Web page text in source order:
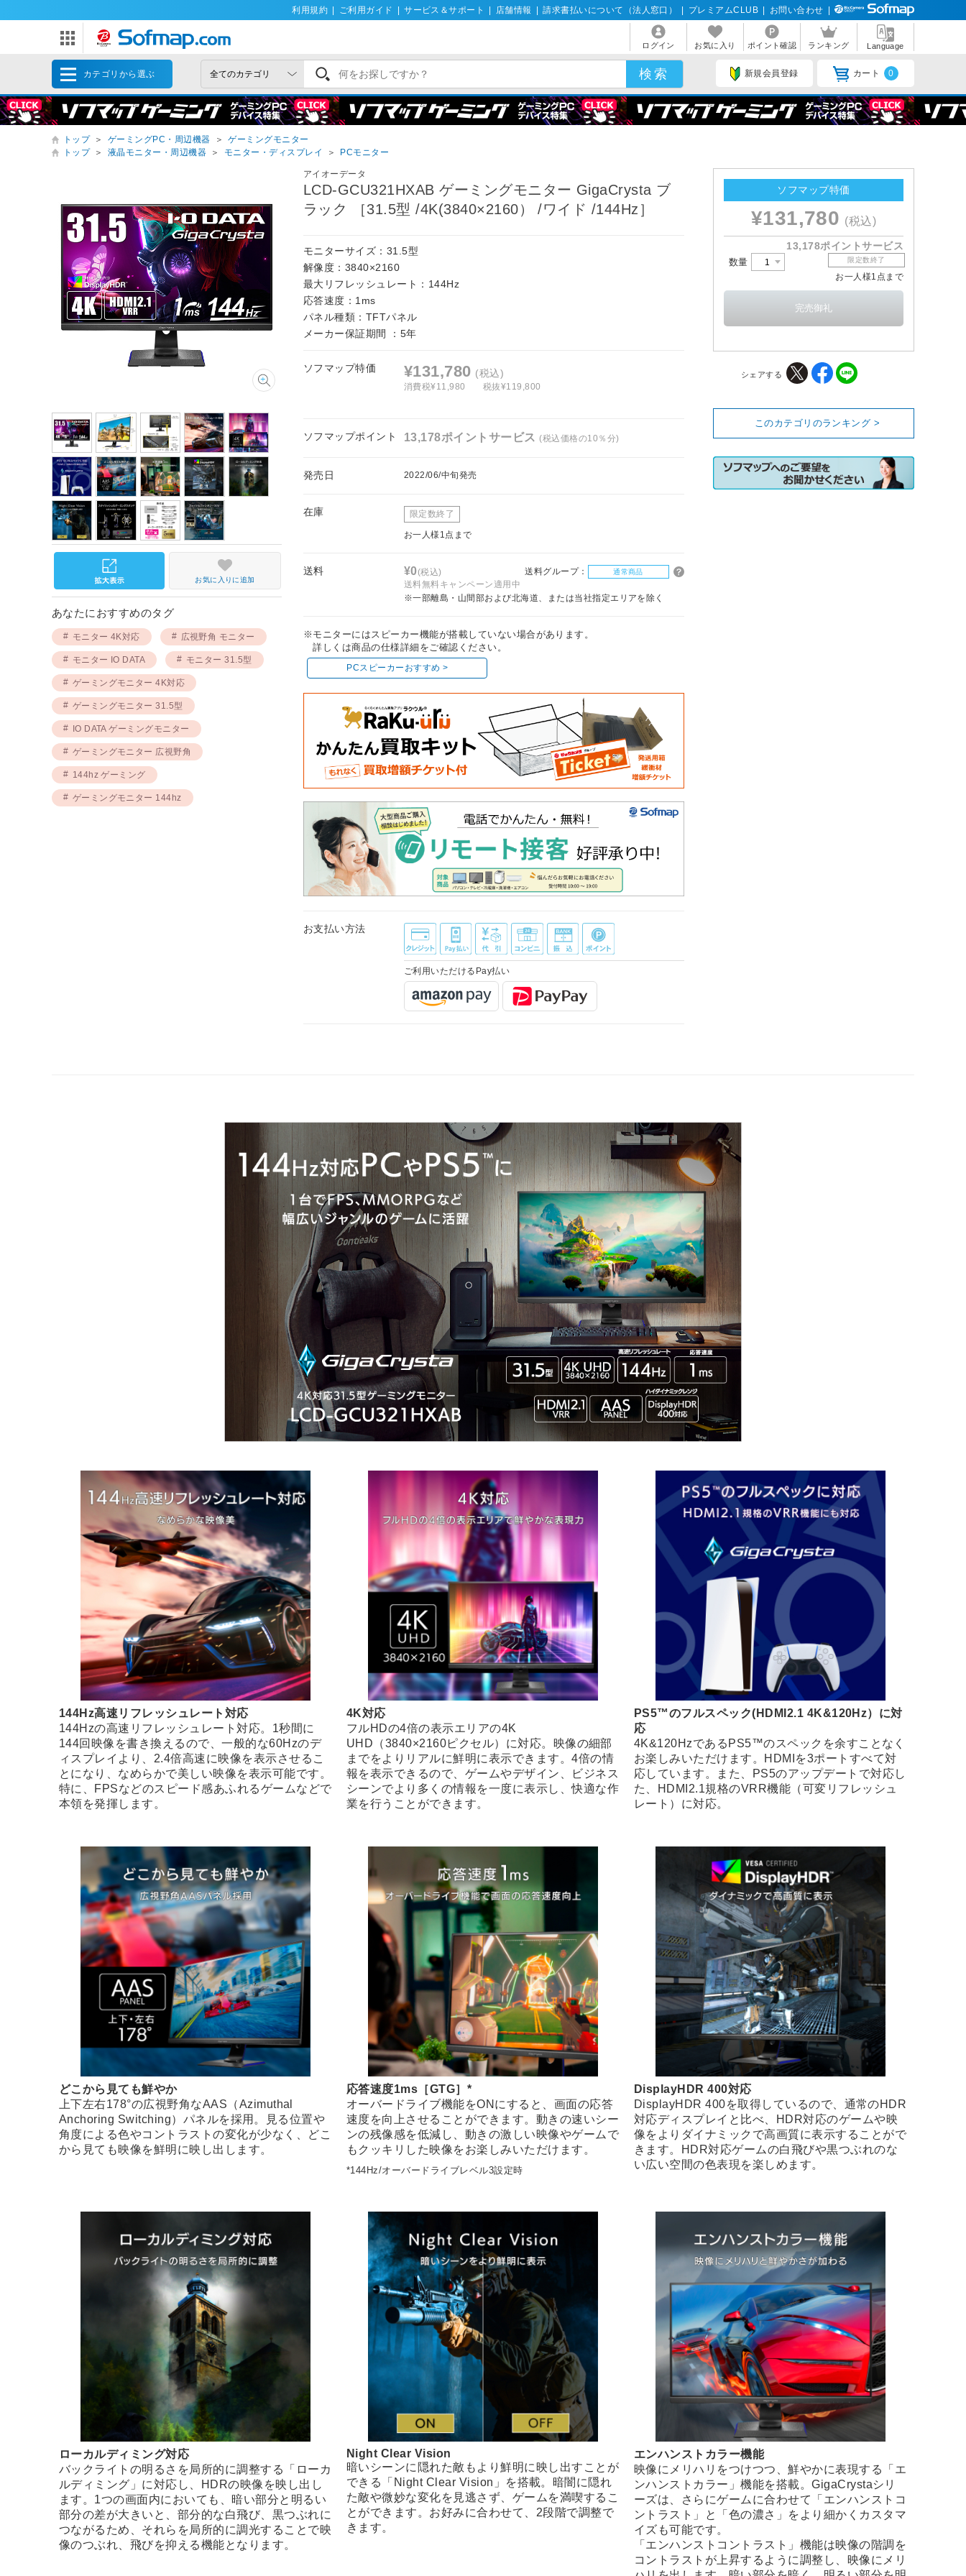
利用規約 ご利用ガイド サービス＆サポート 店舗情報 請求書払いについて（法人窓口） プレミアムCLUB お問い合わせ
ログイン お気に入り ポイント確認 ランキング Language
カテゴリから選ぶ 新規会員登録 カート 0
トップ ＞ ゲーミングPC・周辺機器 ＞
ゲーミングモニター
トップ
＞ 液晶モニター・周辺機器 ＞ モニター・ディスプレイ ＞ PCモニター
アイオーデータ
LCD-GCU321HXAB ゲーミングモニター GigaCrysta ブ
ラック ［31.5型 /4K(3840×2160） /ワイド /144Hz］
モニターサイズ：31.5型
解像度：3840×2160
最大リフレッシュレート：144Hz
応答速度：1ms
パネル種類：TFTパネル
メーカー保証期間 ：5年
ソフマップ特価 ¥131,780 (税込)
消費税¥11,980 税抜¥119,800
ソフマップポイント 13,178ポイントサービス(税込価格の10％分)
発売日 2022/06/中旬発売
在庫 限定数終了
お一人様1点まで
送料 ¥0(税込) 送料グループ： 通常商品
送料無料キャンペーン適用中
※一部離島・山間部および北海道、または当社指定エリアを除く
※モニターにはスピーカー機能が搭載していない場合があります。
詳しくは商品の仕様詳細をご確認ください。
PCスピーカーおすすめ >
お支払い方法
ご利用いただけるPay払い
お気に入りに追加
あなたにおすすめのタグ
モニター 4K対応 広視野角 モニター
モニター IO DATA モニター 31.5型
ゲーミングモニター 4K対応
ゲーミングモニター 31.5型
IO DATA ゲーミングモニター
ゲーミングモニター 広視野角
144hz ゲーミング
ゲーミングモニター 144hz
ソフマップ特価
¥131,780 (税込)
13,178ポイントサービス
数量 限定数終了
お一人様1点まで
シェアする
このカテゴリのランキング >
144Hz高速リフレッシュレート対応
144Hzの高速リフレッシュレート対応。1秒間に
144回映像を書き換えるので、一般的な60Hzのデ
ィスプレイより、2.4倍高速に映像を表示させるこ
とになり、なめらかで美しい映像を表示可能です。
特に、FPSなどのスピード感あふれるゲームなどで
本領を発揮します。
4K対応
フルHDの4倍の表示エリアの4K
UHD（3840×2160ピクセル）に対応。映像の細部
までをよりリアルに鮮明に表示できます。4倍の情
報を表示できるので、ゲームやデザイン、ビジネス
シーンでより多くの情報を一度に表示し、快適な作
業を行うことができます。
PS5™のフルスペック(HDMI2.1 4K&120Hz）に対
応
4K&120HzであるPS5™のスペックを余すことなく
お楽しみいただけます。HDMIを3ポートすべて対
応しています。また、PS5のアップデートで対応し
た、HDMI2.1規格のVRR機能（可変リフレッシュ
レート）に対応。
どこから見ても鮮やか
上下左右178°の広視野角なAAS（Azimuthal
Anchoring Switching）パネルを採用。見る位置や
角度による色やコントラストの変化が少なく、どこ
から見ても映像を鮮明に映し出します。
応答速度1ms［GTG］*
オーバードライブ機能をONにすると、画面の応答
速度を向上させることができます。動きの速いシー
ンの残像感を低減し、動きの激しい映像やゲームで
もクッキリした映像をお楽しみいただけます。
*144Hz/オーバードライブレベル3設定時
DisplayHDR 400対応
DisplayHDR 400を取得しているので、通常のHDR
対応ディスプレイと比べ、HDR対応のゲームや映
像をよりダイナミックで高画質に表示することがで
きます。HDR対応ゲームの白飛びや黒つぶれのな
い広い空間の色表現を楽しめます。
ローカルディミング対応
バックライトの明るさを局所的に調整する「ローカ
ルディミング」に対応し、HDRの映像を映し出し
ます。1つの画面内においても、暗い部分と明るい
部分の差が大きいと、部分的な白飛び、黒つぶれに
つながるため、それらを局所的に調光することで映
像のつぶれ、飛びを抑える機能となります。
Night Clear Vision
暗いシーンに隠れた敵もより鮮明に映し出すことが
できる「Night Clear Vision」を搭載。暗闇に隠れ
た敵や微妙な変化を見逃さず、ゲームを満喫するこ
とができます。お好みに合わせて、2段階で調整で
きます。
エンハンストカラー機能
映像にメリハリをつけつつ、鮮やかに表現する「エ
ンハンストカラー」機能を搭載。GigaCrystaシリ
ーズは、さらにゲームに合わせて「エンハンストコ
ントラスト」と「色の濃さ」をより細かくカスタマ
イズも可能です。
「エンハンストコントラスト」機能は映像の階調を
コントラストが上昇するように調整し、映像にメリ